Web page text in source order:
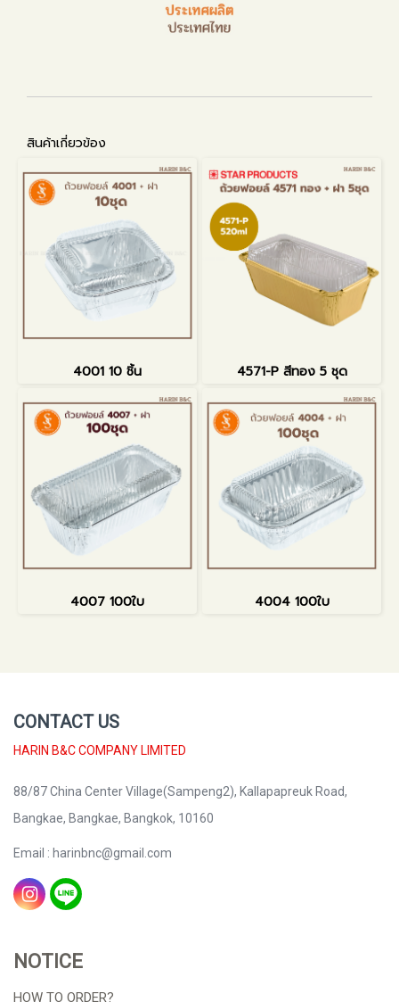
สินค้าเกี่ยวข้อง
4001 10 ชิ้น 4571-P สีทอง 5 ชุด
4007 100ใบ 4004 100ใบ
CONTACT US
HARIN B&C COMPANY LIMITED
88/87 China Center Village(Sampeng2), Kallapapreuk Road,
Bangkae, Bangkae, Bangkok, 10160
Email : harinbnc@gmail.com
NOTICE
HOW TO ORDER?